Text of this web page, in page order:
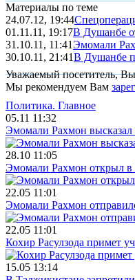
Материалы по теме
24.07.12, 19:44
01.11.11, 19:17В Душанбе
31.10.11, 11:41Эмомали
30.10.11, 21:41В Душанбе
Уважаемый посетитель, Вы
Мы рекомендуем Вам
Политика. Главное
05.11 11:32
Эмомали Рахмон высказал
28.10 11:05
Эмомали Рахмон открыл в
22.05 11:01
Эмомали Рахмон
22.05 11:01
Кохир Расулзода примет
15.05 13:14